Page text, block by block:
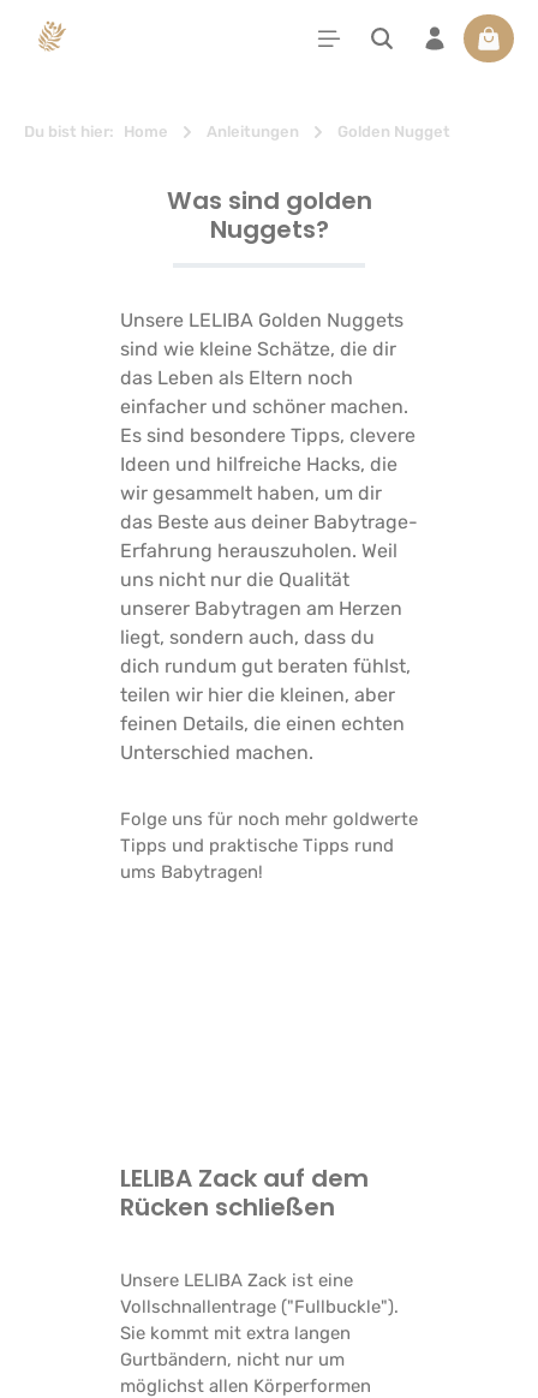
springen
Du bist hier: Home Anleitungen Golden Nugget
Was sind golden
Nuggets?
Unsere LELIBA Golden Nuggets
sind wie kleine Schätze, die dir
das Leben als Eltern noch
einfacher und schöner machen.
Es sind besondere Tipps, clevere
Ideen und hilfreiche Hacks, die
wir gesammelt haben, um dir
das Beste aus deiner Babytrage-
Erfahrung herauszuholen. Weil
uns nicht nur die Qualität
unserer Babytragen am Herzen
liegt, sondern auch, dass du
dich rundum gut beraten fühlst,
teilen wir hier die kleinen, aber
feinen Details, die einen echten
Unterschied machen.
Folge uns für noch mehr goldwerte
Tipps und praktische Tipps rund
ums Babytragen!
LELIBA Zack auf dem
Rücken schließen
Unsere LELIBA Zack ist eine
Vollschnallentrage ("Fullbuckle").
Sie kommt mit extra langen
Gurtbändern, nicht nur um
möglichst allen Körperformen